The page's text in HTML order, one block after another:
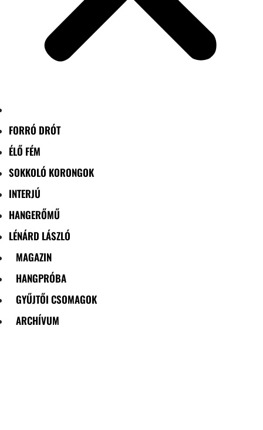
FORRÓ DRÓT
ÉLŐ FÉM
SOKKOLÓ KORONGOK
INTERJÚ
HANGERŐMŰ
LÉNÁRD LÁSZLÓ
MAGAZIN
HANGPRÓBA
GYŰJTŐI CSOMAGOK
ARCHÍVUM